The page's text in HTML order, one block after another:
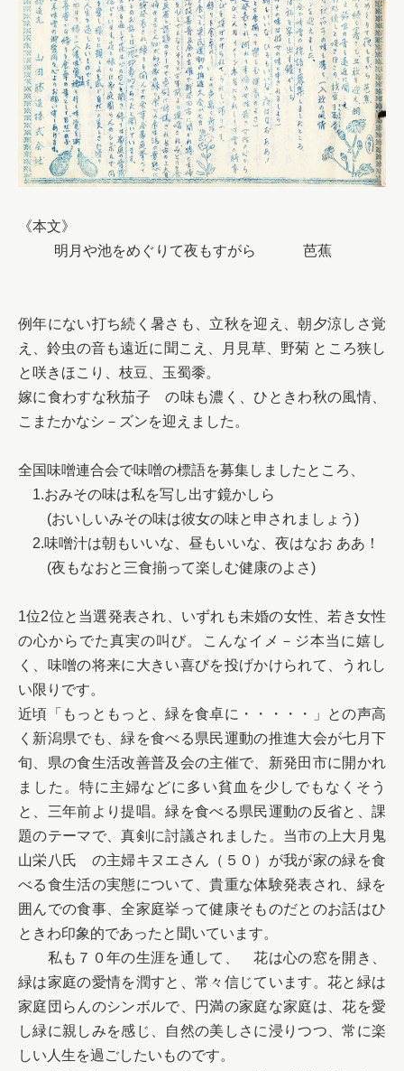
《本文》
明月や池をめぐりて夜もすがら　　 　芭蕉
例年にない打ち続く暑さも、立秋を迎え、朝夕涼しさ覚
え、鈴虫の音も遠近に聞こえ、月見草、野菊 ところ狭し
と咲きほこり、枝豆、玉蜀黍。
嫁に食わすな秋茄子　の味も濃く、ひときわ秋の風情、
こまたかなシ－ズンを迎えました。
全国味噌連合会で味噌の標語を募集しましたところ、
1.おみその味は私を写し出す鏡かしら
(おいしいみその味は彼女の味と申されましょう)
2.味噌汁は朝もいいな、昼もいいな、夜はなお ああ！
(夜もなおと三食揃って楽しむ健康のよさ)
1位2位と当選発表され、いずれも未婚の女性、若き女性
の心からでた真実の叫び。こんなイメ－ジ本当に嬉し
く、味噌の将来に大きい喜びを投げかけられて、うれし
い限りです。
近頃「もっともっと、緑を食卓に・・・・・」との声高
く新潟県でも、緑を食べる県民運動の推進大会が七月下
旬、県の食生活改善普及会の主催で、新発田市に開かれ
ました。特に主婦などに多い貧血を少しでもなくそう
と、三年前より提唱。緑を食べる県民運動の反省と、課
題のテーマで、真剣に討議されました。当市の上大月鬼
山栄八氏　の主婦キヌエさん（５０）が我が家の緑を食
べる食生活の実態について、貴重な体験発表され、緑を
囲んでの食事、全家庭挙って健康そものだとのお話はひ
ときわ印象的であったと聞いています。
私も７０年の生涯を通して、　花は心の窓を開き、
緑は家庭の愛情を潤すと、常々信じています。花と緑は
家庭団らんのシンボルで、円満の家庭な家庭は、花を愛
し緑に親しみを感じ、自然の美しさに浸りつつ、常に楽
しい人生を過ごしたいものです。